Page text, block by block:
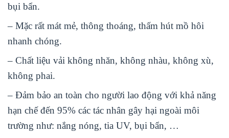
bụi bẩn.
– Mặc rất mát mẻ, thông thoáng, thấm hút mồ hôi
nhanh chóng.
– Chất liệu vải không nhăn, không nhàu, không xù,
không phai.
– Đảm bảo an toàn cho người lao động với khả năng
hạn chế đến 95% các tác nhân gây hại ngoài môi
trường như: nắng nóng, tia UV, bụi bẩn, …